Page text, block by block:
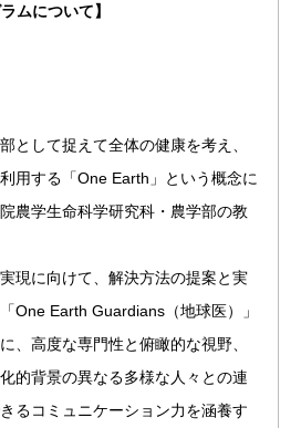
ムについて】
として捉えて全体の健康を考え、
用する「One Earth」という概念に
農学生命科学研究科・農学部の教
現に向けて、解決方法の提案と実
One Earth Guardians（地球医）」
、高度な専門性と俯瞰的な視野、
的背景の異なる多様な人々との連
るコミュニケーション力を涵養す